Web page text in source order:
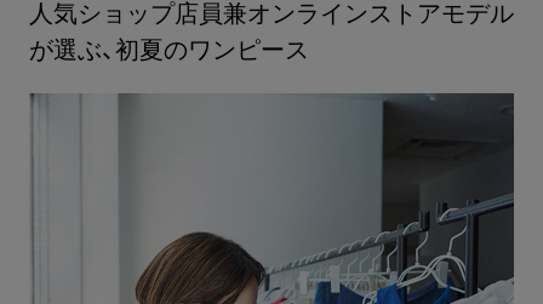
人気ショップ店員兼オンラインストアモデル
が選ぶ、初夏のワンピース